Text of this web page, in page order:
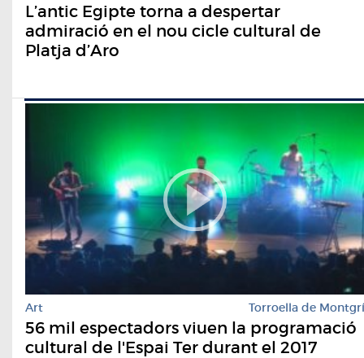
L’antic Egipte torna a despertar
admiració en el nou cicle cultural de
Platja d’Aro
Art Torroella de Montgrí
56 mil espectadors viuen la programació
cultural de l'Espai Ter durant el 2017